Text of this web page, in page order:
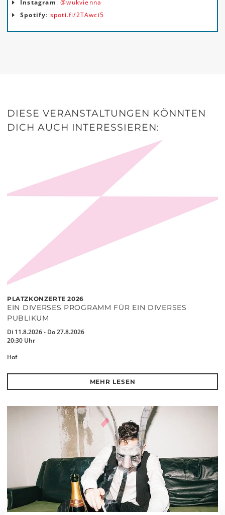
Instagram:@wukvienna
Spotify: spoti.fi/2TAwci5
DIESE VERANSTALTUNGEN KÖNNTEN
DICH AUCH INTERESSIEREN:
PLATZKONZERTE 2026
EIN DIVERSES PROGRAMM FÜR EIN DIVERSES
PUBLIKUM
Di 11.8.2026 - Do 27.8.2026
20:30 Uhr
Hof
MEHR LESEN